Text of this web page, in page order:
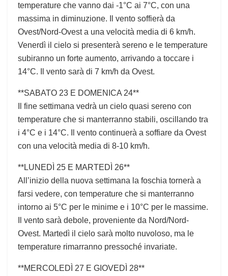
temperature che vanno dai -1°C ai 7°C, con una
massima in diminuzione. Il vento soffierà da
Ovest/Nord-Ovest a una velocità media di 6 km/h.
Venerdì il cielo si presenterà sereno e le temperature
subiranno un forte aumento, arrivando a toccare i
14°C. Il vento sarà di 7 km/h da Ovest.
**SABATO 23 E DOMENICA 24**
Il fine settimana vedrà un cielo quasi sereno con
temperature che si manterranno stabili, oscillando tra
i 4°C e i 14°C. Il vento continuerà a soffiare da Ovest
con una velocità media di 8-10 km/h.
**LUNEDÌ 25 E MARTEDÌ 26**
All’inizio della nuova settimana la foschia tornerà a
farsi vedere, con temperature che si manterranno
intorno ai 5°C per le minime e i 10°C per le massime.
Il vento sarà debole, proveniente da Nord/Nord-
Ovest. Martedì il cielo sarà molto nuvoloso, ma le
temperature rimarranno pressoché invariate.
**MERCOLEDÌ 27 E GIOVEDÌ 28**